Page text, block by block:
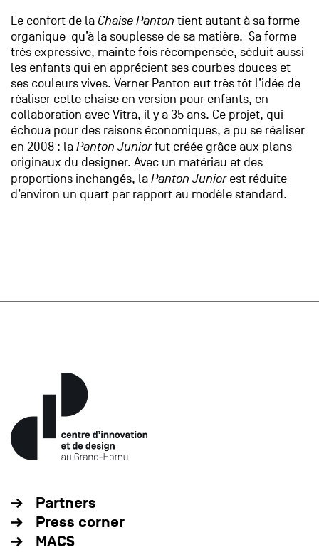
Le confort de la Chaise Panton tient autant à sa forme
organique qu’à la souplesse de sa matière. Sa forme
très expressive, mainte fois récompensée, séduit aussi
les enfants qui en apprécient ses courbes douces et
ses couleurs vives. Verner Panton eut très tôt l’idée de
réaliser cette chaise en version pour enfants, en
collaboration avec Vitra, il y a 35 ans. Ce projet, qui
échoua pour des raisons économiques, a pu se réaliser
en 2008 : la Panton Juniorfut créée grâce aux plans
originaux du designer. Avec un matériau et des
proportions inchangés, la Panton Junior est réduite
d’environ un quart par rapport au modèle standard.
Partners
Press corner
MACS